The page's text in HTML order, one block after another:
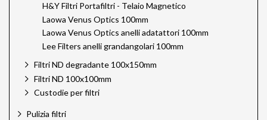
H&Y Filtri Portafiltri - Telaio Magnetico
Laowa Venus Optics 100mm
Laowa Venus Optics anelli adatattori 100mm
Lee Filters anelli grandangolari 100mm
Filtri ND degradante 100x150mm
Filtri ND 100x100mm
Custodie per filtri
Pulizia filtri